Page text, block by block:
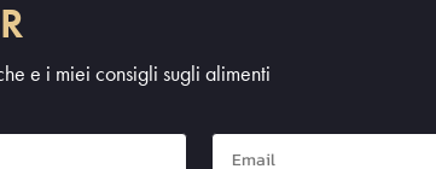
e i miei consigli sugli alimenti
Mail